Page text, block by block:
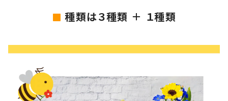
種類は３種類 ＋ １種類